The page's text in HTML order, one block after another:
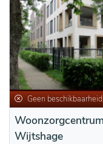
Geen beschikbaarheid
Wijtshage